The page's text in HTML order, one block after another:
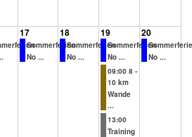
17
Sommerferien
No ...
18
Sommerferien
No ...
19
Sommerferien
No ...
09:00 8 -
10 km
Wande
...
13:00
Training
20
No ...